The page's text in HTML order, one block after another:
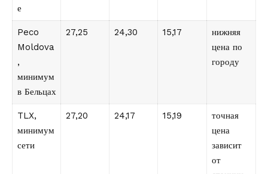
е
Peco
Moldova
,
минимум
в Бельцах
27,25 24,30 15,17
нижняя
цена по
городу
TLX,
минимум
сети
27,20 24,17 15,19
точная
цена
зависит
от